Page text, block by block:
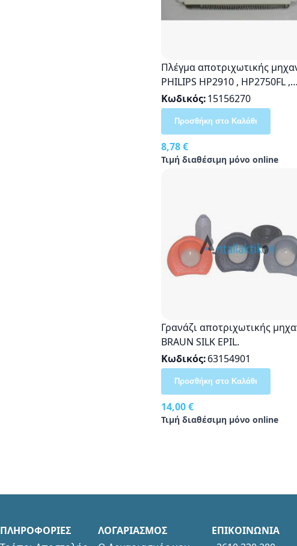
Πλέγμα αποτριχωτικής
PHILIPS HP2910 , HP2750FL ,
HP2750 , HP6303 , HP6304 ,
HP6305
Κωδικός 15156270
8,78 €
Τιμή διαθέσιμη μόνο online
Προσθήκη στο Καλάθι
Γρανάζι αποτριχωτικής
BRAUN SILK EPIL.
Κωδικός 63154901
14,00 €
Τιμή διαθέσιμη μόνο online
Προσθήκη στο Καλάθι
ΠΛΗΡΟΦΟΡΙΕΣ
ΛΟΓΑΡΙΑΣΜΟΣ
ΕΠΙΚΟΙΝΩΝΙΑ